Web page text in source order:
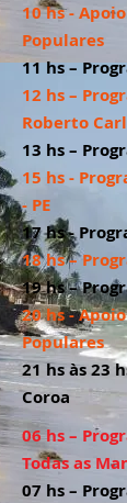
10 hs -
Populares
11 hs –
12 hs –
Roberto
13 hs –
15 hs -
- PE
17 hs -
18 hs –
19 hs –
20 hs -
Populares
21 hs às 23
Coroa
06 hs –
Todas as
07 hs –